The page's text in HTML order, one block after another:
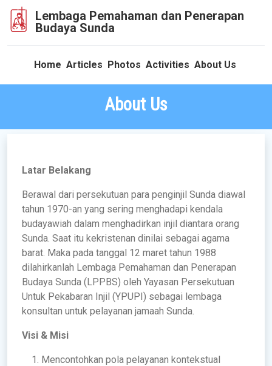
Lembaga Pemahaman dan Penerapan
Budaya Sunda
Home Articles Photos Activities About Us
About Us
Latar Belakang
Berawal dari persekutuan para penginjil Sunda diawal
tahun 1970-an yang sering menghadapi kendala
budayawiah dalam menghadirkan injil diantara orang
Sunda. Saat itu kekristenan dinilai sebagai agama
barat. Maka pada tanggal 12 maret tahun 1988
dilahirkanlah Lembaga Pemahaman dan Penerapan
Budaya Sunda (LPPBS) oleh Yayasan Persekutuan
Untuk Pekabaran Injil (YPUPI) sebagai lembaga
konsultan untuk pelayanan jamaah Sunda.
Visi & Misi
Mencontohkan pola pelayanan kontekstual